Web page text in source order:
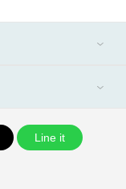
Line it